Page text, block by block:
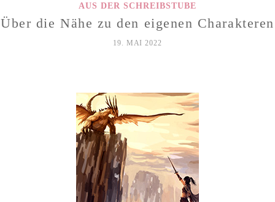
AUS DER SCHREIBSTUBE
Über die Nähe zu den eigenen Charakteren
19. MAI 2022